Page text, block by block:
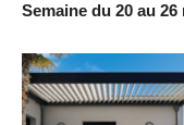
Semaine du 20 au 26